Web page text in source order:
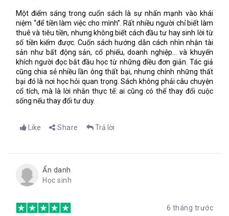
Một điểm sáng trong cuốn sách là sự nhấn mạnh vào khái
niệm “để tiền làm việc cho mình”. Rất nhiều người chỉ biết làm
thuê và tiêu tiền, nhưng không biết cách đầu tư hay sinh lời từ
số tiền kiếm được. Cuốn sách hướng dẫn cách nhìn nhận tài
sản như bất động sản, cổ phiếu, doanh nghiệp… và khuyến
khích người đọc bắt đầu học từ những điều đơn giản. Tác giả
cũng chia sẻ nhiều lần ông thất bại, nhưng chính những thất
bại đó là nơi học hỏi quan trọng. Sách không phải câu chuyện
cổ tích, mà là lời nhắn thực tế: ai cũng có thể thay đổi cuộc
sống nếu thay đổi tư duy.
Like Share Trả lời
Ẩn danh
Học sinh
6 tháng trước